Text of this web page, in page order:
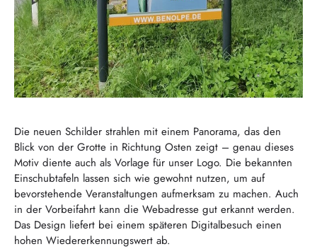
Die neuen Schilder strahlen mit einem Panorama, das den
Blick von der Grotte in Richtung Osten zeigt – genau dieses
Motiv diente auch als Vorlage für unser Logo. Die bekannten
Einschubtafeln lassen sich wie gewohnt nutzen, um auf
bevorstehende Veranstaltungen aufmerksam zu machen. Auch
in der Vorbeifahrt kann die Webadresse gut erkannt werden.
Das Design liefert bei einem späteren Digitalbesuch einen
hohen Wiedererkennungswert ab.